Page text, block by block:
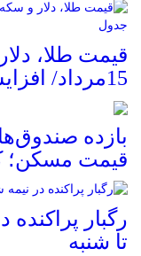
قیمت طلا،
15مرداد/ افزایش قیمت ها + جدول
بازده
قیمت مسکن؛
رگبار
تا شنبه